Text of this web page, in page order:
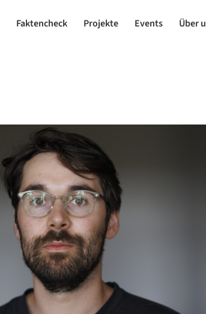
Faktencheck Projekte Events Über